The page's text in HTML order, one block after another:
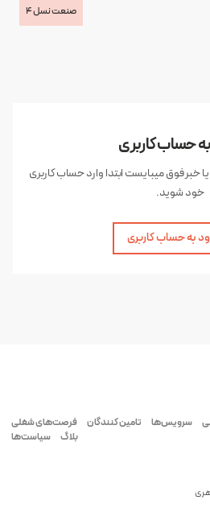
صنعت نسل 4
حساب کاربری
خبر فوق میبایست ابتدا وارد حساب کاربری
خود شوید.
به حساب کاربری
سرویس‌ها تامین کنندگان
فرصت‌های شغلی
بلاگ
سیاست‌ها